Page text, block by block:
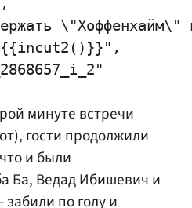
минуте встречи
), гости продолжили
и были
Ба, Ведад Ибишевич и
по голу и